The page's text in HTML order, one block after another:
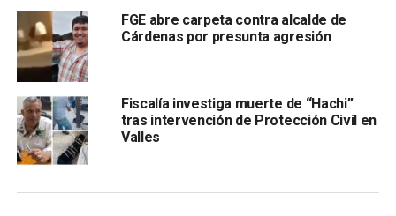
Añadió que se ha entrevistado a la mayoría de las
víctimas, aunque dos denuncias no se han
formalizado por el estado de salud de los jóvenes
afectados, el resto de los testimonios ya están
integrados en la carpeta de investigación.
María Manuela García Cázares puntualizó, que el ente
procurador de justicia se está allegando de toda la
correcta de la carpeta de investigación.
FGE abre carpeta contra alcalde de
Cárdenas por presunta agresión
Fiscalía investiga muerte de “Hachi”
tras intervención de Protección Civil en
Valles